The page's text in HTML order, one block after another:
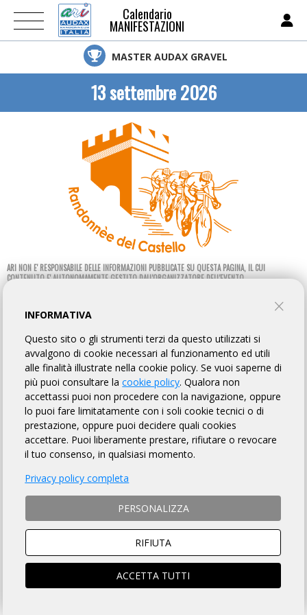
Calendario
MANIFESTAZIONI
MASTER AUDAX GRAVEL
13 settembre 2026
ARI NON E' RESPONSABILE DELLE INFORMAZIONI PUBBLICATE SU QUESTA PAGINA, IL CUI
CONTENUTO E' AUTONOMAMENTE GESTITO DALL'ORGANIZZATORE DELL'EVENTO.
10^ RANDO DEL CASTELLO GRAVEL
NAZIONALE ASD
TORNA AL BREVETTO
REGOLAMENTO
NAZIONALE ASD organizza per il giorno 13/09/2026 la
Randonnée "10^ RANDO DEL CASTELLO GRAVEL" avente Km 70
di lunghezza, per l'acquisizione del relativo brevetto, la cui
DESCRIZIONE che è fatto OBBLIGO a ciascun partecipante
, si trova sulla pagina web a
Art. 2 NATURA DELLA MANIFESTAZIONE
INFORMATIVA
Questo sito o gli strumenti terzi da questo utilizzati si
avvalgono di cookie necessari al funzionamento ed utili
alle finalità illustrate nella cookie policy. Se vuoi saperne di
più puoi consultare lacookie policy. Qualora non
accettassi puoi non procedere con la navigazione, oppure
lo puoi fare limitatamente con i soli cookie tecnici o di
prestazione, oppure puoi decidere quali cookies
accettare. Puoi liberamente prestare, rifiutare o revocare
il tuo consenso, in qualsiasi momento.
Privacy policy completa
PERSONALIZZA
RIFIUTA
ACCETTA TUTTI